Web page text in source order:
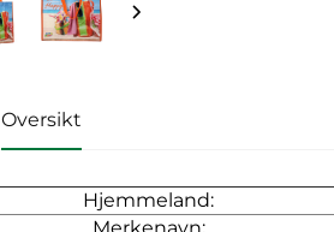
Oversikt
Hjemmeland:
Merkenavn: